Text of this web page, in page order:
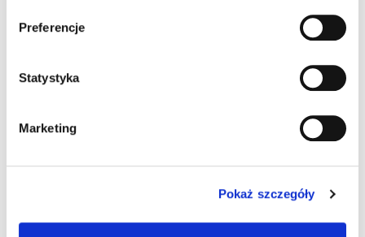
Preferencje
Statystyka
Marketing
Pokaż szczegóły
Nissan Juke
R.